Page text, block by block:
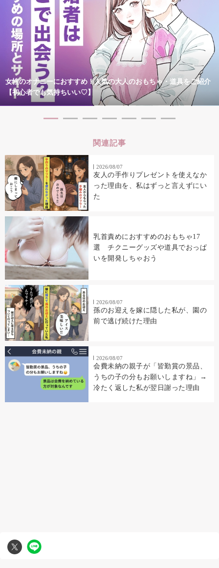
女性のオナニーにおすすめ！人気の大人のおもちゃ・道具をご紹介
【初心者でも気持ちいい♡】
関連記事
2026/08/07
友人の手作りプレゼントを使えなか
った理由を、私はずっと言えずにい
た
乳首責めにおすすめのおもちゃ17
選 チクニーグッズや道具でおっぱ
いを開発しちゃおう
2026/08/07
孫のお迎えを嫁に隠した私が、園の
前で逃げ続けた理由
2026/08/07
会費未納の親子が「皆勤賞の景品、
うちの子の分もお願いしますね」→
冷たく返した私が翌日謝った理由